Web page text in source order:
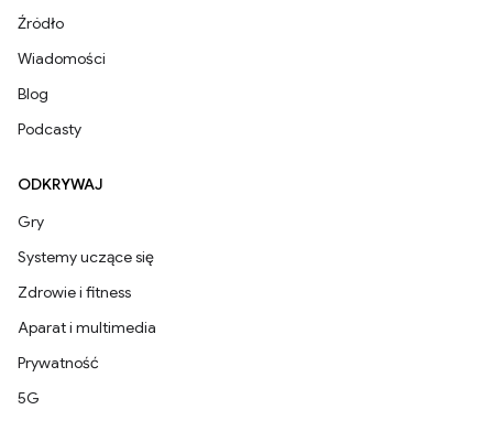
Źródło
Wiadomości
Blog
Podcasty
ODKRYWAJ
Gry
Systemy uczące się
Zdrowie i fitness
Aparat i multimedia
Prywatność
5G